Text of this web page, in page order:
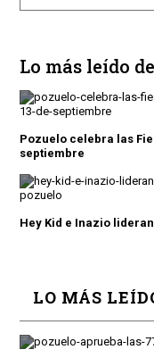
Lo más leído
Pozuelo celebra las
septiembre
Hey Kid e Inazio
LO MÁS